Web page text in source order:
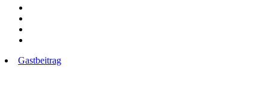
Gastbeitrag